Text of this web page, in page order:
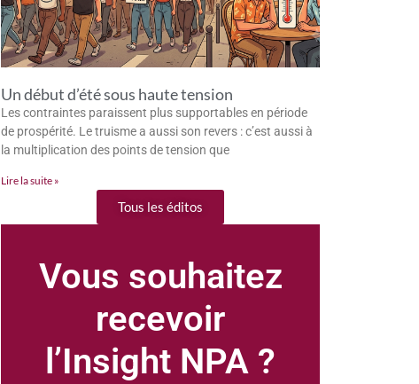
Un début d’été sous haute tension
Les contraintes paraissent plus supportables en période
de prospérité. Le truisme a aussi son revers : c’est aussi à
la multiplication des points de tension que
Lire la suite »
Tous les éditos
Vous souhaitez
recevoir
l’Insight NPA ?